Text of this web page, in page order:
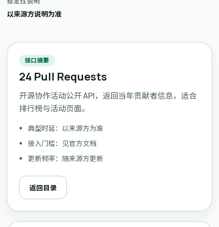
以来源方说明为准
接口摘要
24 Pull Requests
开源协作活动公开 API，返回当年贡献者信息，适合
排行榜与活动页面。
典型时延：以来源方为准
接入门槛：见官方文档
更新频率：随来源方更新
返回目录